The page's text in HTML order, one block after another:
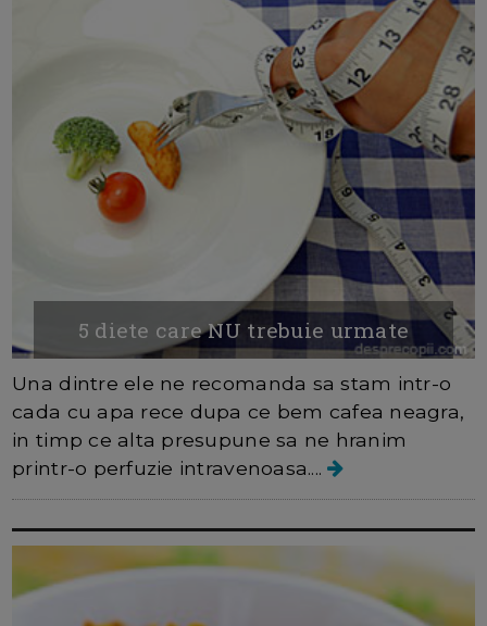
5 diete care NU trebuie urmate
Una dintre ele ne recomanda sa stam intr-o
cada cu apa rece dupa ce bem cafea neagra,
in timp ce alta presupune sa ne hranim
printr-o perfuzie intravenoasa....